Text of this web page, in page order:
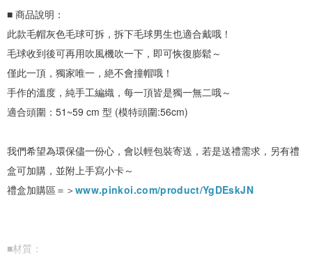
■ 商品說明：
此款毛帽灰色毛球可拆，拆下毛球男生也適合戴哦！
毛球收到後可再用吹風機吹一下，即可恢復膨鬆～
僅此一頂，獨家唯一，絶不會撞帽哦！
手作的溫度，純手工編織，每一頂皆是獨一無二哦～
適合頭圍：51~59 cm 型 (模特頭圍:56cm)
我們希望為環保儘一份心，會以輕包裝寄送，若是送禮需求，另有禮
盒可加購，並附上手寫小卡～
禮盒加購區＝＞www.pinkoi.com/product/YgDEskJN
■材質：